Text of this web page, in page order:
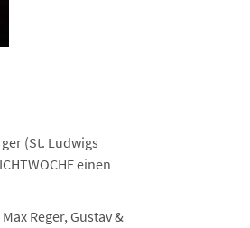
(St. Ludwigs
einen
Reger, Gustav &